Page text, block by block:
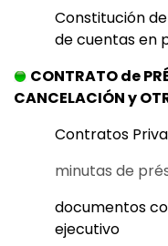
Constitución
de cuentas en
CONTRATO de
CANCELACIÓN y
Contratos
minutas de
documentos
ejecutivo